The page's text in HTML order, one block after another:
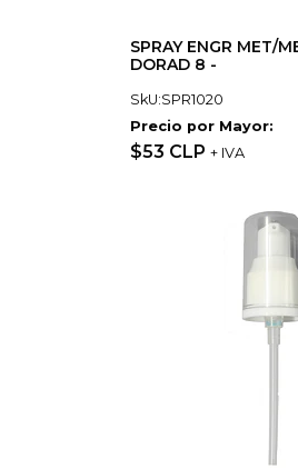
SPRAY ENGR MET/
DORAD 8 -
SkU:SPR1020
Precio por Mayor:
$53 CLP + IVA